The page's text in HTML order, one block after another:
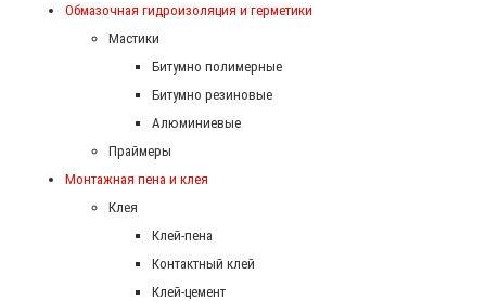
Обмазочная гидроизоляция и герметики
Мастики
Битумно полимерные
Битумно резиновые
Алюминиевые
Праймеры
Монтажная пена и клея
Клея
Клей-пена
Контактный клей
Клей-цемент